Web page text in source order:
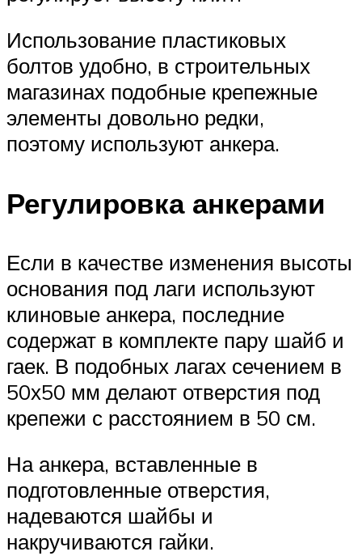
Использование пластиковых
болтов удобно, в строительных
магазинах подобные крепежные
элементы довольно редки,
поэтому используют анкера.
Регулировка анкерами
Если в качестве изменения высоты
основания под лаги используют
клиновые анкера, последние
содержат в комплекте пару шайб и
гаек. В подобных лагах сечением в
50х50 мм делают отверстия под
крепежи с расстоянием в 50 см.
На анкера, вставленные в
подготовленные отверстия,
надеваются шайбы и
накручиваются гайки.